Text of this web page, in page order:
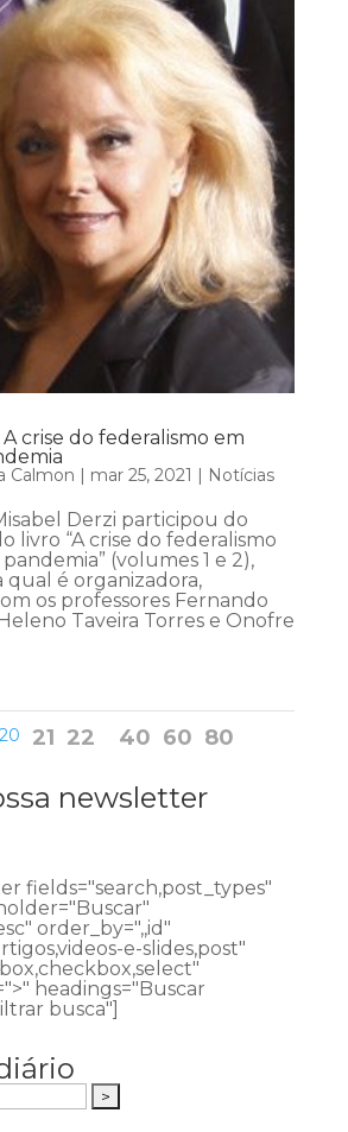
crise do federalismo em
Calmon | mar 25, 2021 | Notícias
Derzi participou do
livro “A crise do federalismo
(volumes 1 e 2),
qual é organizadora,
os professores Fernando
Taveira Torres e Onofre
20 21 22 40 60 80
newsletter
fields="search,post_types"
order_by=",,id"
e-slides,post"
headings="Buscar
busca"]